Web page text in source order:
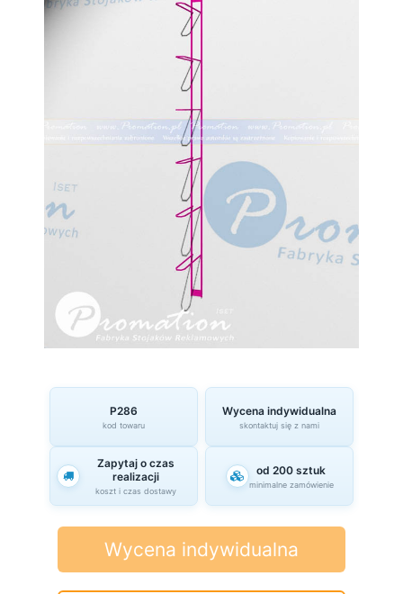
P286
kod towaru
Wycena indywidualna
skontaktuj się z nami
Zapytaj o czas
realizacji
koszt i czas dostawy
od 200 sztuk
minimalne zamówienie
Wycena indywidualna